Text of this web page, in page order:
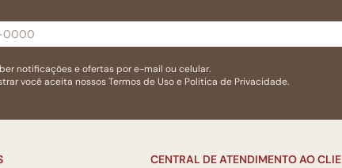
notificações e ofertas por e-mail ou celular.
você aceita nossosTermos de Usoe Politica de Privacidade.
CENTRAL DE ATENDIMENTO AO